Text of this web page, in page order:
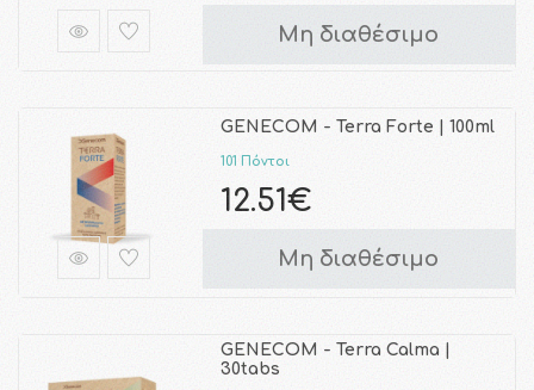
Μη διαθέσιμο
GENECOM - Terra Forte | 100ml
101 Πόντοι
12.51€
Μη διαθέσιμο
GENECOM - Terra Calma |
30tabs